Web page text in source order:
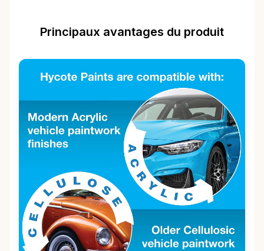
Principaux avantages du produit